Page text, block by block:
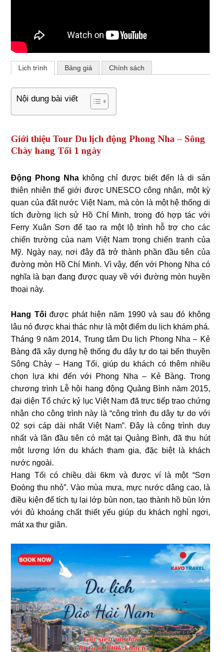
Lịch trình Bảng giá Chính sách
Nội dung bài viết
Giới thiệu Tour Du lịch động Phong Nha – Sông
Chày hang Tối 1 ngày
Động Phong Nha không chỉ được biết đến là di sản
thiên nhiên thế giới được UNESCO công nhận, một kỳ
quan của đất nước Việt Nam, mà còn là một hệ thống di
tích đường lịch sử Hồ Chí Minh, trong đó hợp tác với
Ferry Xuân Sơn để tạo ra một lộ trình hỗ trợ cho các
chiến trường của nam Việt Nam trong chiến tranh của
Mỹ. Ngày nay, nơi đây đã trở thành phần đầu tiên của
đường mòn Hồ Chí Minh. Vì vậy, đến với Phong Nha có
nghĩa là bạn đang được quay về với đường mòn huyền
thoại này.
Hang Tốiđược phát hiện năm 1990 và sau đó không
lâu nó được khai thác như là một điểm du lịch khám phá.
Tháng 9 năm 2014, Trung tâm Du lịch Phong Nha – Kẻ
Bàng đã xây dựng hệ thống đu dây tự do tại bến thuyền
Sông Chày – Hang Tối, giúp du khách có thêm nhiều
chọn lựa khi đến với Phong Nha – Kẻ Bàng. Trong
chương trình Lễ hội hang động Quảng Bình năm 2015,
đại diện Tổ chức kỷ lục Việt Nam đã trực tiếp trao chứng
nhận cho công trình này là “công trình đu dây tự do với
02 sợi cáp dài nhất Việt Nam”. Đây là công trình duy
nhất và lần đầu tiên có mặt tại Quảng Bình, đã thu hút
một lượng lớn du khách tham gia, đặc biệt là khách
nước ngoài.
Hang Tối có chiều dài 6km và được ví là một “Sơn
Đoòng thu nhỏ”. Vào mùa mưa, mực nước dâng cao, là
điều kiện để tích tụ lại lớp bùn non, tạo thành hồ bùn lớn
với đủ khoáng chất thiết yếu giúp du khách nghỉ ngơi,
mát xa thư giãn.